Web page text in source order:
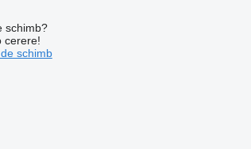
schimb?
cerere!
schimb